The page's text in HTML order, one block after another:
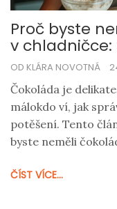
Proč byste
v
pro
OD KLÁRA NOVOTNÁ
Čokoláda je
málokdo ví, jak
potěšení. Tento
byste neměli
vhodných
ČÍST VÍCE...